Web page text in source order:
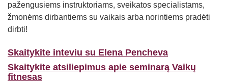
pažengusiems instruktoriams, sveikatos specialistams,
žmonėms dirbantiems su vaikais arba norintiems pradėti
dirbti!
Skaitykite inteviu su Elena Pencheva
Skaitykite atsiliepimus apie seminarą Vaikų
fitnesas